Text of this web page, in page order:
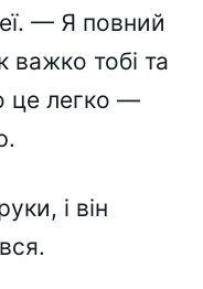
— Я повний
важко тобі та
це легко —
і він